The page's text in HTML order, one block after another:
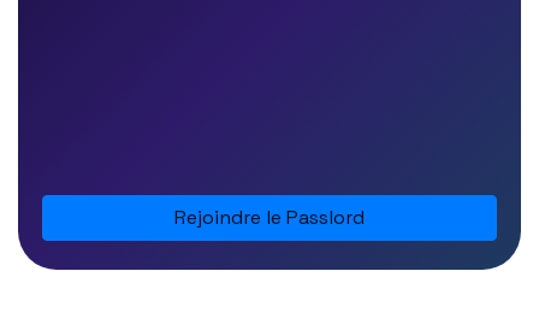
Rejoindre le Passlord